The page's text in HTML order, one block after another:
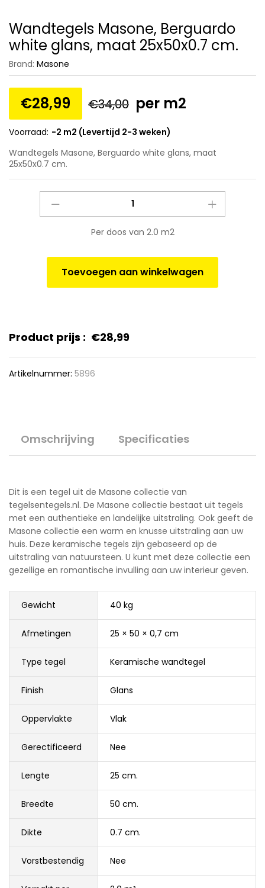
Wandtegels Masone, Berguardo
white glans, maat 25x50x0.7 cm.
Brand: Masone
€28,99 €34,00 per m2
Voorraad: -2 m2 (Levertijd 2-3 weken)
Wandtegels Masone, Berguardo white glans, maat
25x50x0.7 cm.
25x50x0.7
cm.
Per doos van 2.0 m2
Toevoegen aan winkelwagen
Product prijs : €28,99
Artikelnummer: 5896
Omschrijving Specificaties
Dit is een tegel uit de Masone collectie van
tegelsentegels.nl. De Masone collectie bestaat uit tegels
met een authentieke en landelijke uitstraling. Ook geeft de
Masone collectie een warm en knusse uitstraling aan uw
huis. Deze keramische tegels zijn gebaseerd op de
uitstraling van natuursteen. U kunt met deze collectie een
gezellige en romantische invulling aan uw interieur geven.
Gewicht 40 kg
Afmetingen 25 × 50 × 0,7 cm
Type tegel Keramische wandtegel
Finish Glans
Oppervlakte Vlak
Gerectificeerd Nee
Lengte 25 cm.
Breedte 50 cm.
Dikte 0.7 cm.
Vorstbestendig Nee